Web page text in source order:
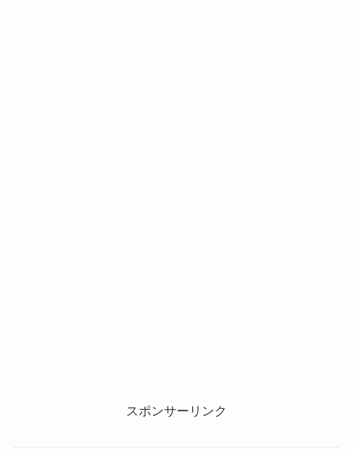
スポンサーリンク